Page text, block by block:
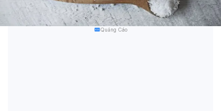
Quảng Cáo